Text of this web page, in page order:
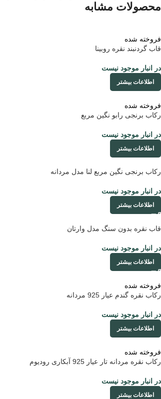
محصولات مشابه
فروخته شده
قاب گردنبند نقره روبینا
در انبار موجود نیست
اطلاعات بیشتر
فروخته شده
رکاب برنجی رابو نگین مربع
در انبار موجود نیست
اطلاعات بیشتر
رکاب برنجی نگین مربع لنا مدل مردانه
در انبار موجود نیست
اطلاعات بیشتر
قاب نقره بدون سنگ مدل وارتان
در انبار موجود نیست
اطلاعات بیشتر
فروخته شده
رکاب نقره گندم عیار 925 مردانه
در انبار موجود نیست
اطلاعات بیشتر
فروخته شده
رکاب نقره مردانه تار عیار 925 آبکاری رودیوم
در انبار موجود نیست
اطلاعات بیشتر